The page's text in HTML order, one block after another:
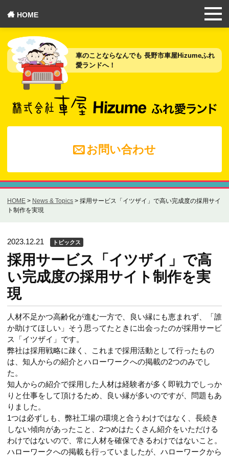
車のことならなんでも 長野市車屋Hizumeふれ
愛ランドへ！
お問い合わせ
HOME
HOME > News & Topics > 採用サービス「イツザイ」で高い完成度の採用サイ
ト制作を実現
2023.12.21 トピックス
採用サービス「イツザイ」で高
い完成度の採用サイト制作を実
現
人材不足かつ高齢化が進む一方で、良い縁にも恵まれず、「誰
か助けてほしい」そう思ってたときに出会ったのが採用サービ
ス「イツザイ」です。
弊社は採用戦略に疎く、これまで採用活動として行ったもの
は、知人からの紹介とハローワークへの掲載の2つのみでし
た。
知人からの紹介で採用した人材は経験者が多く即戦力でしっか
りと仕事をして頂けるため、良い縁が多いのですが、問題もあ
りました。
1つは必ずしも、弊社工場の環境と合うわけではなく、長続き
しない傾向があったこと、2つめはたくさん紹介をいただける
わけではないので、常に人材を確保できるわけではないこと。
ハローワークへの掲載も行っていましたが、ハローワークから